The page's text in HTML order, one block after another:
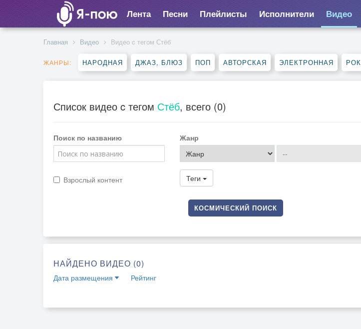
Лента Песни Плейлисты Исполнители Видео
Главная Видео Видео c тегом Стёб
ЖАНРЫ: НАРОДНАЯ ДЖАЗ, БЛЮЗ ПОП АВТОРСКАЯ ЭЛЕКТРОННАЯ РОК
Список видео c тегом Стёб, всего (0)
Поиск по названию Жанр
Взрослый контент Теги
КОСМИЧЕСКИЙ ПОИСК
НАЙДЕНО ВИДЕО (0)
Дата размещения Рейтинг